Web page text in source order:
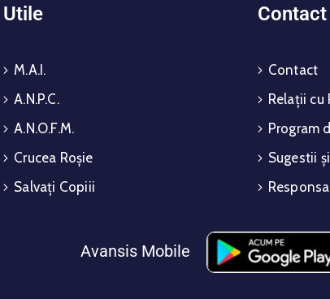
Utile
M.A.I.
A.N.P.C.
A.N.O.F.M.
Crucea Roșie
Salvați Copiii
Contact
Contact
Relații cu
Program
Sugestii
Avansis Mobile